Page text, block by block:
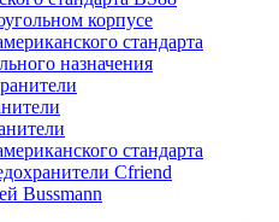
корпусе
стандарта
назначения
стандарта
Cfriend
Bussmann